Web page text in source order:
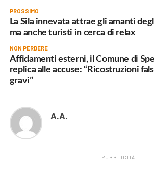
PROSSIMO
La Sila innevata attrae gli amanti
ma anche turisti in cerca di relax
NON PERDERE
Affidamenti esterni, il Comune di
replica alle accuse: “Ricostruzioni
gravi”
A.A.
PUBBLICITÀ